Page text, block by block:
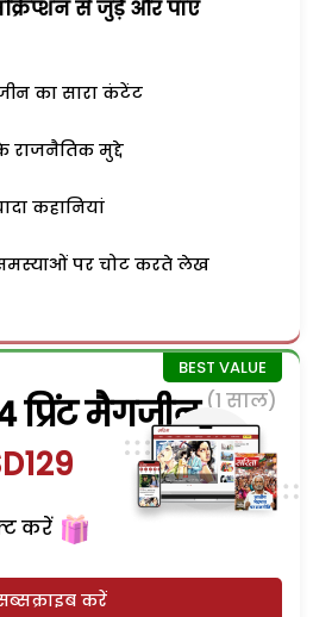
से जुड़ेें और पाएं
का सारा कंटेंट
राजनैतिक मुद्दे
कहानियां
पर चोट करते लेख
प्रिंट मैगजीन (1 साल)
करें
करें